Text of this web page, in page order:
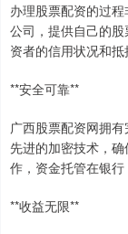
办理股票配资的过
公司，提供自己的
资者的信用状况和抵
**安全可靠**
广西股票配资网拥
先进的加密技术，
作，资金托管在银行
**收益无限**